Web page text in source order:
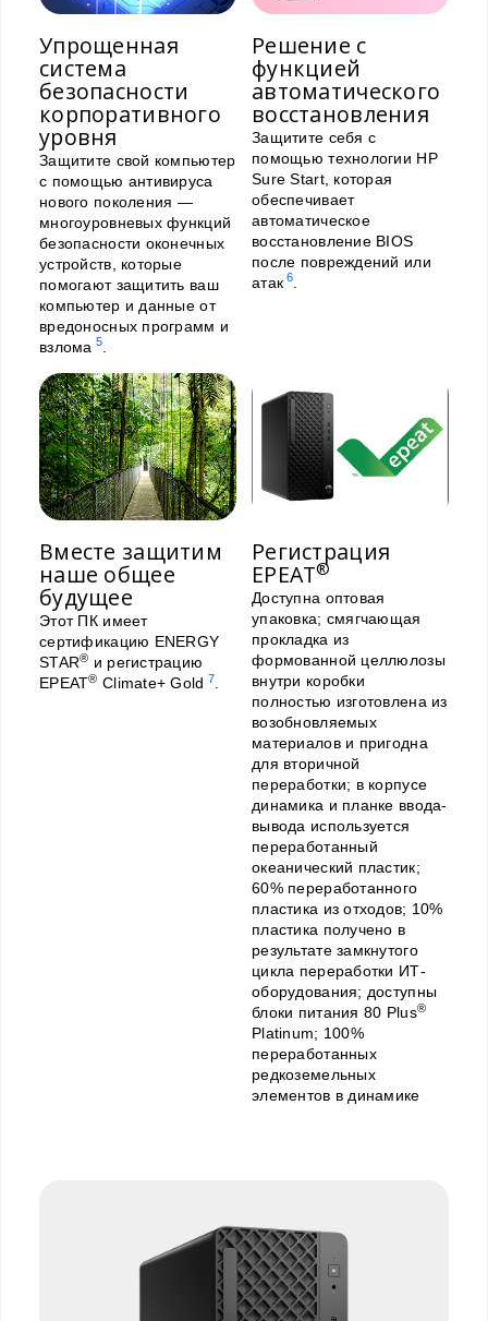
Упрощенная
система
безопасности
корпоративного
уровня
Защитите свой компьютер
с помощью антивируса
нового поколения —
многоуровневых функций
безопасности оконечных
устройств, которые
помогают защитить ваш
компьютер и данные от
вредоносных программ и
взлома 5.
Решение с
функцией
автоматического
восстановления
Защитите себя с
помощью технологии HP
Sure Start, которая
обеспечивает
автоматическое
восстановление BIOS
после повреждений или
атак 6
Вместе защитим
наше общее
будущее
Этот ПК имеет
сертификацию ENERGY
STAR® и регистрацию
EPEAT® Climate+ Gold 7
Регистрация
EPEAT®
Доступна оптовая
упаковка; смягчающая
прокладка из
формованной целлюлозы
внутри коробки
полностью изготовлена из
возобновляемых
материалов и пригодна
для вторичной
переработки; в корпусе
динамика и планке ввода-
вывода используется
переработанный
океанический пластик;
60% переработанного
пластика из отходов; 10%
пластика получено в
результате замкнутого
цикла переработки ИТ-
оборудования; доступны
блоки питания 80 Plus®
Platinum; 100%
переработанных
редкоземельных
элементов в динамике